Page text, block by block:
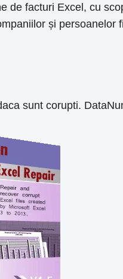
de facturi Excel, cu
și
sunt corupti.